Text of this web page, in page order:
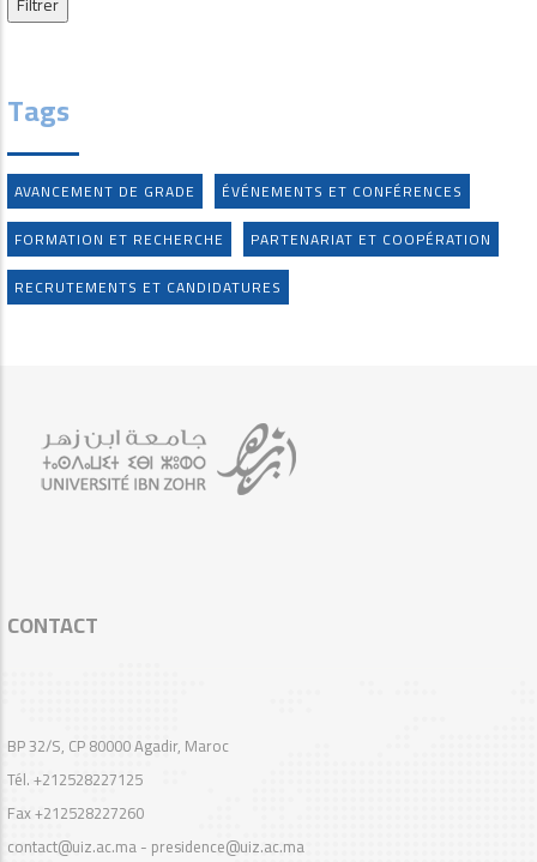
Tags
AVANCEMENT DE GRADE
ÉVÉNEMENTS ET CONFÉRENCES
FORMATION ET RECHERCHE
PARTENARIAT ET COOPÉRATION
RECRUTEMENTS ET CANDIDATURES
CONTACT
BP 32/S, CP 80000 Agadir, Maroc
Tél. +212528227125
Fax +212528227260
contact@uiz.ac.ma - presidence@uiz.ac.ma